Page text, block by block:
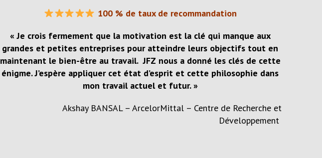
100 % de taux de recommandation
« Je crois fermement que la motivation est la clé qui manque aux
grandes et petites entreprises pour atteindre leurs objectifs tout en
maintenant le bien-être au travail. JFZ nous a donné les clés de cette
énigme. J’espère appliquer cet état d’esprit et cette philosophie dans
mon travail actuel et futur. »
Akshay BANSAL – ArcelorMittal – Centre de Recherche et
Développement